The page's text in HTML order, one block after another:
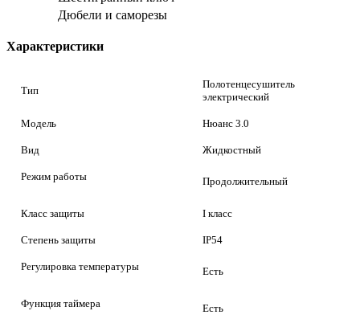
Дюбели и саморезы
Характеристики
Тип
Полотенцесушитель
электрический
Модель Нюанс 3.0
Вид Жидкостный
Режим работы Продолжительный
Класс защиты I класс
Степень защиты IP54
Регулировка температуры Есть
Функция таймера Есть